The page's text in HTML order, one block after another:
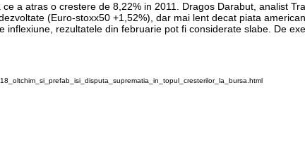
a atras o crestere de 8,22% in 2011. Dragos Darabut, analist
(Euro-stoxx50 +1,52%), dar mai lent decat piata
rezultatele din februarie pot fi considerate slabe. De